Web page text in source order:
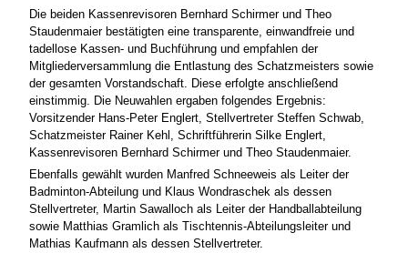
Die beiden Kassenrevisoren Bernhard Schirmer und Theo
Staudenmaier bestätigten eine transparente, einwandfreie und
tadellose Kassen- und Buchführung und empfahlen der
Mitgliederversammlung die Entlastung des Schatzmeisters sowie
der gesamten Vorstandschaft. Diese erfolgte anschließend
einstimmig. Die Neuwahlen ergaben folgendes Ergebnis:
Vorsitzender Hans-Peter Englert, Stellvertreter Steffen Schwab,
Schatzmeister Rainer Kehl, Schriftführerin Silke Englert,
Kassenrevisoren Bernhard Schirmer und Theo Staudenmaier.
Ebenfalls gewählt wurden Manfred Schneeweis als Leiter der
Badminton-Abteilung und Klaus Wondraschek als dessen
Stellvertreter, Martin Sawalloch als Leiter der Handballabteilung
sowie Matthias Gramlich als Tischtennis-Abteilungsleiter und
Mathias Kaufmann als dessen Stellvertreter.